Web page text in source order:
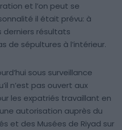
et l’on peut se
il était prévu: à
derniers résultats
de sépultures à l’intérieur.
sous surveillance
n’est pas ouvert aux
les expatriés travaillant en
autorisation auprès du
et des Musées de Riyad sur